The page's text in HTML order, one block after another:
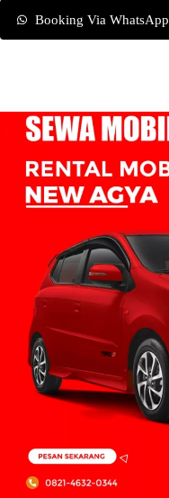
Booking Via WhatsApp